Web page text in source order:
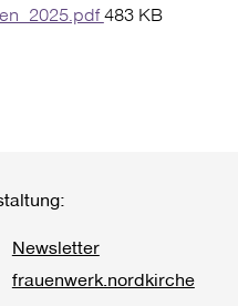
483 KB
Newsletter
frauenwerk.nordkirche